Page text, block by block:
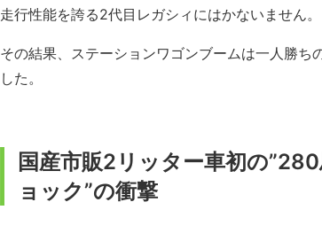
走行性能を誇る2代目レガシィにはかないません。
その結果、ステーションワゴンブームは一人勝ち
した。
国産市販2リッター車初の
ョック”の衝撃